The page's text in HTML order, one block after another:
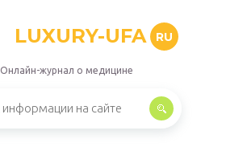
LUXURY-UFA RU
Онлайн-журнал о медицине